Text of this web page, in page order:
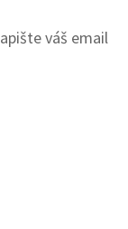
váš email